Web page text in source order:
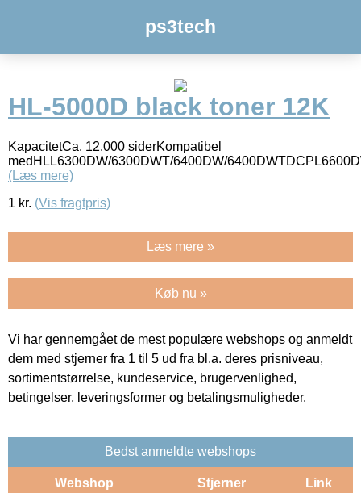
ps3tech
HL-5000D black toner 12K
KapacitetCa. 12.000 siderKompatibel
medHLL6300DW/6300DWT/6400DW/
(Læs mere)
1 kr. (Vis fragtpris)
Læs mere »
Køb nu »
Vi har gennemgået de mest populære webshops og anmeldt
dem med stjerner fra 1 til 5 ud fra bl.a. deres prisniveau,
sortimentstørrelse, kundeservice, brugervenlighed,
betingelser, leveringsformer og betalingsmuligheder.
Bedst anmeldte webshops
Webshop Stjerner Link